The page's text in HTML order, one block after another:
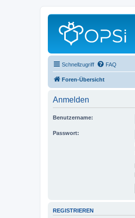
Schnellzugriff FAQ
Foren-Übersicht
Anmelden
Benutzername:
Passwort:
REGISTRIEREN